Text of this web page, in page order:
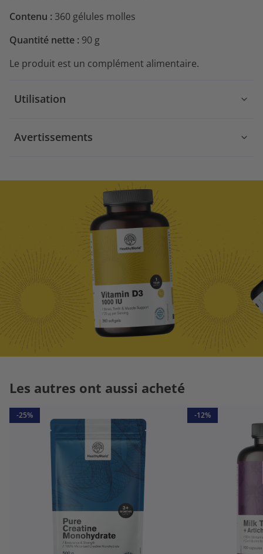
Contenu : 360 gélules molles
Quantité nette : 90 g
Le produit est un complément alimentaire.
Utilisation
Avertissements
Les autres ont aussi acheté
-25% -12%